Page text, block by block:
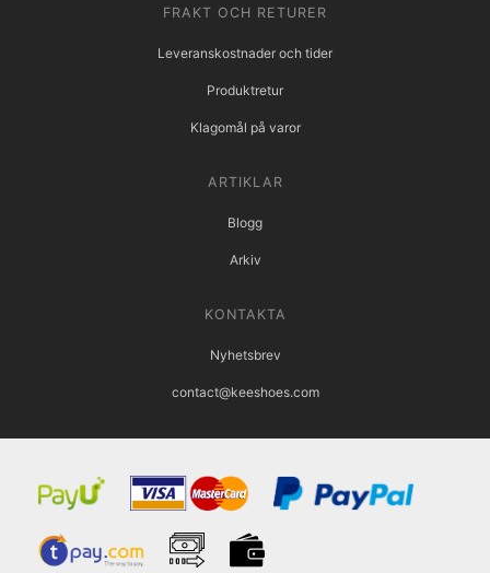
FRAKT OCH RETURER
Leveranskostnader och tider
Produktretur
Klagomål på varor
ARTIKLAR
Blogg
Arkiv
KONTAKTA
Nyhetsbrev
contact@keeshoes.com